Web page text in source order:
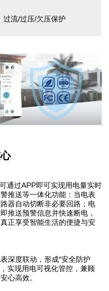
、过流/过压/欠压保护
通过APP即可实现用电量实时
推送等一体化功能：当电表
器自动切断非必要回路；电
推送预警信息并快速断电，
正享受智能生活的便捷与安
深度联动，形成“安全防护
实现用电可视化管控，兼顾
心高效。